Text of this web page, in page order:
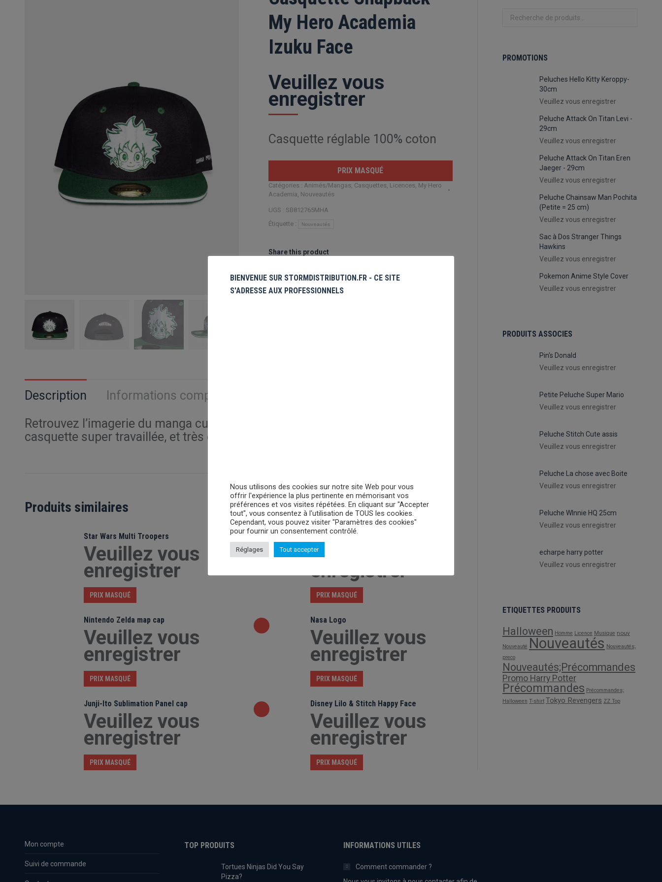
My Hero Academia
Izuku Face
Veuillez vous
enregistrer
Casquette réglable 100% coton
PRIX MASQUÉ
Catégories : Animés/Mangas, Casquettes, Licences, My Hero
Academia, Nouveautés
UGS : SB812765MHA
Étiquette :
Nouveautés
Share this product
Partager
sur
Partager
sur
Partager
sur
PartagerPartager
Description Informations complémentaires
Retrouvez l’imagerie du manga culte « MY HERO ACADEMIA », avec cette
casquette super travaillée, et très efficace!!
Produits similaires
Star Wars Multi Troopers
Veuillez vous
enregistrer
PRIX MASQUÉ
Simspons Duff Beer Cap
Veuillez vous
enregistrer
PRIX MASQUÉ
Nintendo Zelda map cap
Veuillez vous
enregistrer
PRIX MASQUÉ
Nasa Logo
Veuillez vous
enregistrer
PRIX MASQUÉ
Junji-Ito Sublimation Panel cap
Veuillez vous
enregistrer
PRIX MASQUÉ
Disney Lilo & Stitch Happy Face
Veuillez vous
enregistrer
PRIX MASQUÉ
PROMOTIONS
Peluches Hello Kitty Keroppy-
30cm
Veuillez vous enregistrer
Peluche Attack On Titan Levi -
29cm
Veuillez vous enregistrer
Peluche Attack On Titan Eren
Jaeger - 29cm
Veuillez vous enregistrer
Peluche Chainsaw Man Pochita
(Petite = 25 cm)
Veuillez vous enregistrer
Sac à Dos Stranger Things
Hawkins
Veuillez vous enregistrer
Pokemon Anime Style Cover
Veuillez vous enregistrer
PRODUITS ASSOCIES
Pin's Donald
Veuillez vous enregistrer
Petite Peluche Super Mario
Veuillez vous enregistrer
Peluche Stitch Cute assis
Veuillez vous enregistrer
Peluche La chose avec Boite
Veuillez vous enregistrer
Peluche WInnie HQ 25cm
Veuillez vous enregistrer
echarpe harry potter
Veuillez vous enregistrer
ETIQUETTES PRODUITS
Halloween Homme Licence Musique nouv
Nouveauté Nouveautés Nouveautés;
preco
Nouveautés;Précommandes
Promo Harry Potter
Précommandes Précommandes;
Halloween T-shirt Tokyo Revengers ZZ Top
Mon compte
Suivi de commande
TOP PRODUITS
Tortues Ninjas Did You Say
Pizza?
INFORMATIONS UTILES
Comment commander ?
BIENVENUE SUR STORMDISTRIBUTION.FR - CE SITE
S'ADRESSE AUX PROFESSIONNELS
Nous utilisons des cookies sur notre site Web pour vous
offrir l'expérience la plus pertinente en mémorisant vos
préférences et vos visites répétées. En cliquant sur "Accepter
tout", vous consentez à l'utilisation de TOUS les cookies.
Cependant, vous pouvez visiter "Paramètres des cookies"
pour fournir un consentement contrôlé.
Réglages Tout accepter